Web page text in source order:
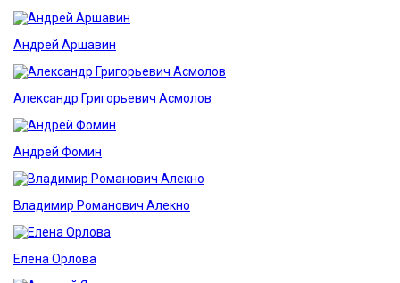
Андрей Аршавин
Александр Григорьевич Асмолов
Андрей Фомин
Владимир Романович Алекно
Елена Орлова